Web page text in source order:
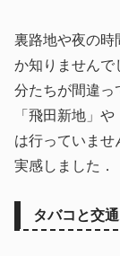
裏路地や夜の時
か知りませんで
分たちが間違っ
「飛田新地」
は行っていませ
実感しました．
タバコと交